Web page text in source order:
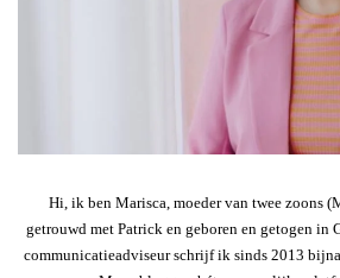
Hi, ik ben Marisca, moeder van twee zoons
getrouwd met Patrick en geboren en getogen in
communicatieadviseur schrijf ik sinds 2013